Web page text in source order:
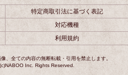
特定商取引法に基づく表記
対応機種
利用規約
、全ての内容の無断転載・引用を禁止します。
Inc. Rights Reserved.